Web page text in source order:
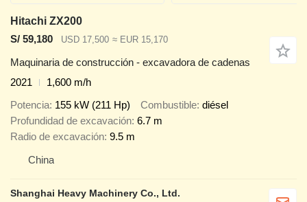
Hitachi ZX200
S/ 59,180
USD 17,500 ≈ EUR 15,170
Maquinaria de construcción - excavadora de cadenas
2021
1,600 m/h
Potencia 155 kW (211 Hp) Combustible diésel
Profundidad de excavación 6.7 m
Radio de excavación 9.5 m
China
Shanghai Heavy Machinery Co., Ltd.